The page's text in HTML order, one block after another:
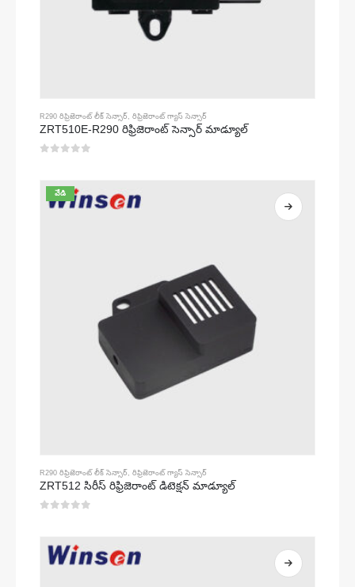
R290 రిఫ్రిజెరాంట్ లీక్ సెన్సార్ , రిఫ్రిజెరాంట్ గ్యాస్ సెన్సార్
ZRT510E-R290 రిఫ్రిజెరాంట్ సెన్సార్ మాడ్యూల్
వేడి
R290 రిఫ్రిజెరాంట్ లీక్ సెన్సార్ రిఫ్రిజెరాంట్ గ్యాస్ సెన్సార్
ZRT512 సిరీస్ రిఫ్రిజెరాంట్ డిటెక్షన్ మాడ్యూల్